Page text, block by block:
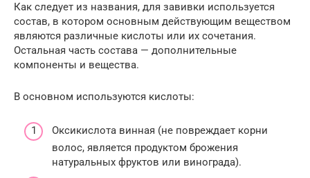
Как следует из названия, для завивки используется
состав, в котором основным действующим веществом
являются различные кислоты или их сочетания.
Остальная часть состава — дополнительные
компоненты и вещества.
В основном используются кислоты:
Оксикислота винная (не повреждает корни
волос, является продуктом брожения
натуральных фруктов или винограда).